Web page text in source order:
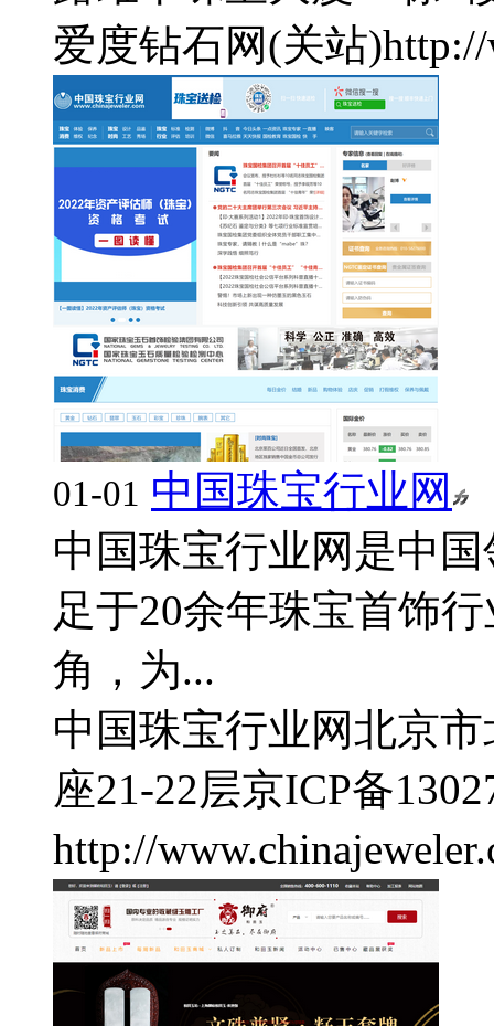
爱度钻石网(关站)
01-01 中国珠宝行业网
中国珠宝行业网是中
足于20余年珠宝首饰
角，为...
中国珠宝行业网北京市
座21-22层京ICP备
http://